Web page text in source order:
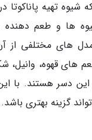
شیوه تهیه
ها و طعم
های مختلفی از
های قهوه، وانیل،
دسر هستند. با
گزینه بهتری باشد.